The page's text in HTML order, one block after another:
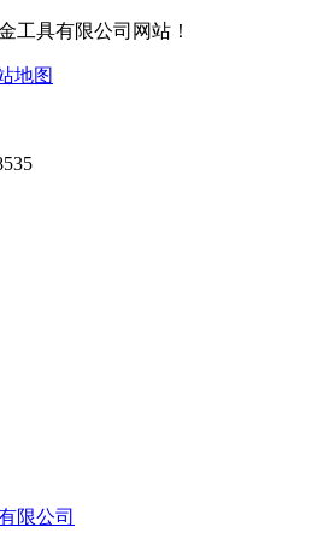
工具有限公司网站！
地图